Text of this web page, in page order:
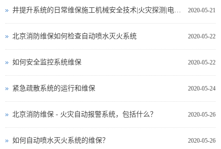
2020-05-21
井提升系统的日常维保施工机械安全技术|火灾探测|电气测试
2020-05-22
北京消防维保如何检查自动喷水灭火系统
2020-05-22
如何安全监控系统维保
2020-05-24
紧急疏散系统的运行和维保
2020-05-26
北京消防维保 - 火灾自动报警系统，包括什么？
2020-05-26
如何自动喷水灭火系统的维保？